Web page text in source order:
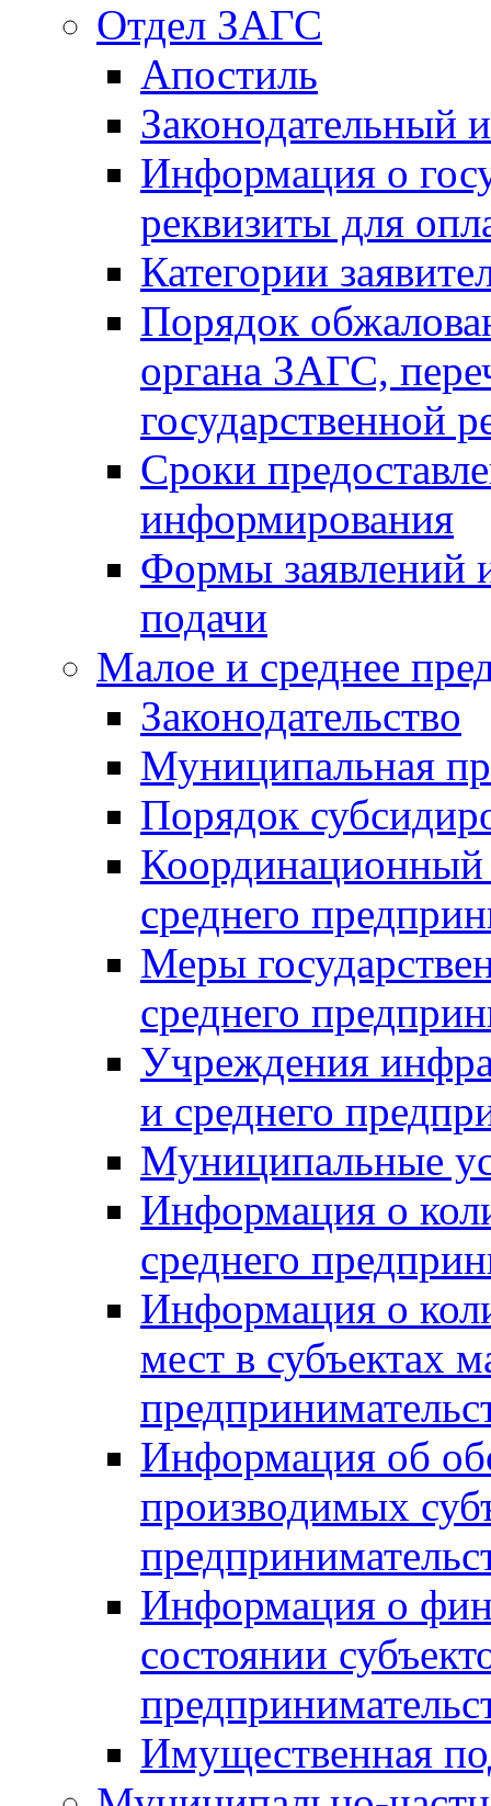
Отдел ЗАГС
Апостиль
Законодательный
Информация о
реквизиты для
Категории
Порядок
органа ЗАГС,
государственной
Сроки
информирования
Формы заявлений
подачи
Малое и среднее
Законодательство
Муниципальная
Порядок
Координационный
среднего
Меры
среднего
Учреждения
и среднего
Муниципальные
Информация о
среднего
Информация о
мест в субъектах
Информация об
производимых
Информация о
состоянии
Имущественная